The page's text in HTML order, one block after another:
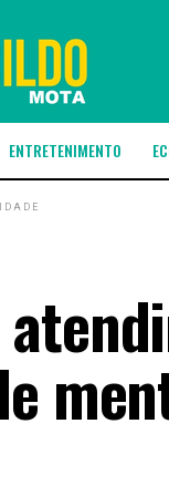
ENTRETENIMENTO